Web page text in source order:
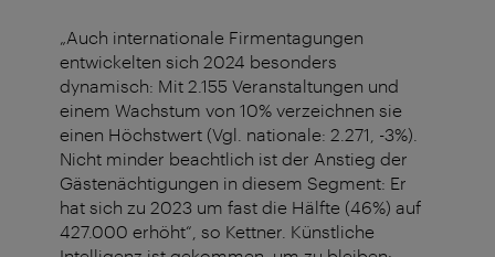
„Auch internationale Firmentagungen
entwickelten sich 2024 besonders
dynamisch: Mit 2.155 Veranstaltungen und
einem Wachstum von 10% verzeichnen sie
einen Höchstwert (Vgl. nationale: 2.271, -3%).
Nicht minder beachtlich ist der Anstieg der
Gästenächtigungen in diesem Segment: Er
hat sich zu 2023 um fast die Hälfte (46%) auf
427.000 erhöht“, so Kettner. Künstliche